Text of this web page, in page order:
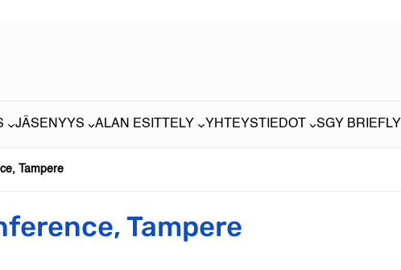
JÄSENYYS ALAN ESITTELY YHTEYSTIEDOT SGY BRIEFLY
Tampere
Tampere